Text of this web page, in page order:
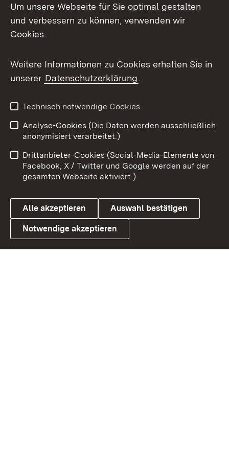
Facebook
X / Twitter
Youtube
Link zum Landesportal
Impressum
Kontakt
Barrierefreiheit
Datenschutz
Cookies
Um unsere Webseite für Sie optimal gestalten
und verbessern zu können, verwenden wir
Cookies.
Weitere Informationen zu Cookies erhalten Sie in
unserer Datenschutzerklärung.
Technisch notwendige Cookies
Analyse-Cookies (Die Daten werden ausschließlich
anonymisiert verarbeitet.)
Drittanbieter-Cookies (Social-Media-Elemente von
Facebook, X / Twitter und Google werden auf der
gesamten Webseite aktiviert.)
Alle akzeptieren Auswahl bestätigen
Notwendige akzeptieren